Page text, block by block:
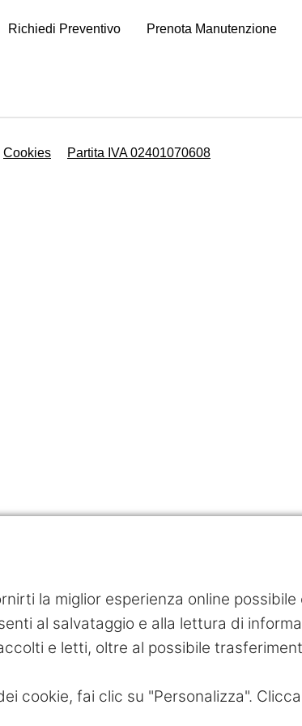
la miglior esperienza online
al salvataggio e alla lettura di
e letti, oltre al possibile
cookie, fai clic su "Personalizza".
Richiedi Preventivo Prenota Manutenzione
Cookies Partita IVA 02401070608